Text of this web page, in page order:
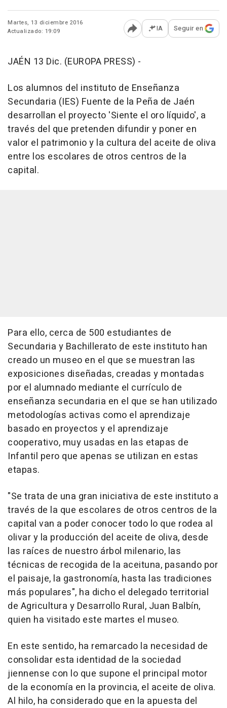
Martes, 13 diciembre 2016
Actualizado: 19:09
Abrir opciones para
IA Seguir en
JAÉN 13 Dic. (EUROPA PRESS) -
Los alumnos del instituto de Enseñanza
Secundaria (IES) Fuente de la Peña de Jaén
desarrollan el proyecto 'Siente el oro líquido', a
través del que pretenden difundir y poner en
valor el patrimonio y la cultura del aceite de oliva
entre los escolares de otros centros de la
capital.
Para ello, cerca de 500 estudiantes de
Secundaria y Bachillerato de este instituto han
creado un museo en el que se muestran las
exposiciones diseñadas, creadas y montadas
por el alumnado mediante el currículo de
enseñanza secundaria en el que se han utilizado
metodologías activas como el aprendizaje
basado en proyectos y el aprendizaje
cooperativo, muy usadas en las etapas de
Infantil pero que apenas se utilizan en estas
etapas.
"Se trata de una gran iniciativa de este instituto a
través de la que escolares de otros centros de la
capital van a poder conocer todo lo que rodea al
olivar y la producción del aceite de oliva, desde
las raíces de nuestro árbol milenario, las
técnicas de recogida de la aceituna, pasando por
el paisaje, la gastronomía, hasta las tradiciones
más populares", ha dicho el delegado territorial
de Agricultura y Desarrollo Rural, Juan Balbín,
quien ha visitado este martes el museo.
En este sentido, ha remarcado la necesidad de
consolidar esta identidad de la sociedad
jiennense con lo que supone el principal motor
de la economía en la provincia, el aceite de oliva.
Al hilo, ha considerado que en la apuesta del